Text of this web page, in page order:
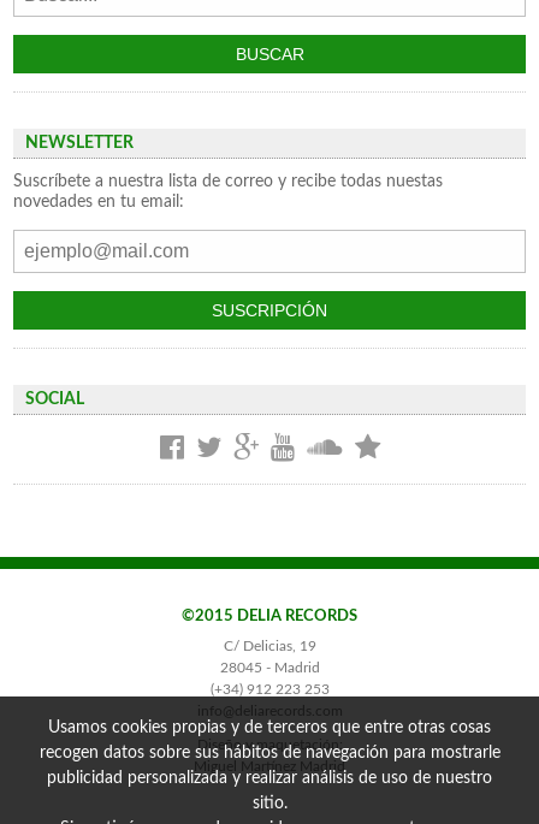
NEWSLETTER
Suscríbete a nuestra lista de correo y recibe todas nuestas
novedades en tu email:
SOCIAL
©2015 DELIA RECORDS
C/ Delicias, 19
28045 - Madrid
(+34) 912 223 253
info@deliarecords.com
Diseño y maquetación:
Miguel Martínez Madrid
Usamos cookies propias y de terceros que entre otras cosas
recogen datos sobre sus hábitos de navegación para mostrarle
publicidad personalizada y realizar análisis de uso de nuestro
sitio.